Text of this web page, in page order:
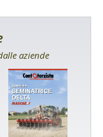
aziende